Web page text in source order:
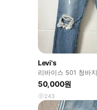
Levi's
리바이스 501 청바지
50,000원
243